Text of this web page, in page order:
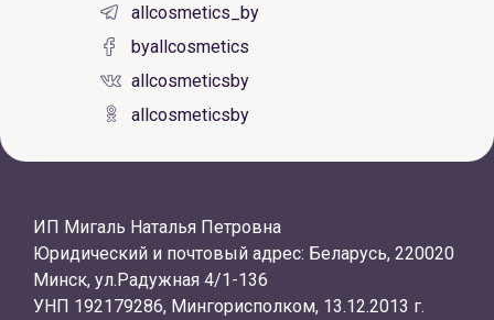
allcosmetics_by
byallcosmetics
allcosmeticsby
allcosmeticsby
ИП Мигаль Наталья Петровна
Юридический и почтовый адрес: Беларусь, 220020
Минск, ул.Радужная 4/1-136
УНП 192179286, Мингорисполком, 13.12.2013 г.